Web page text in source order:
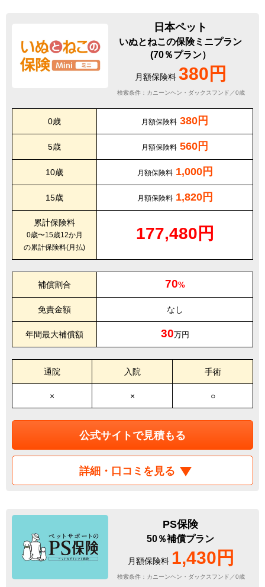
日本ペット
いぬとねこの保険ミニプラン
(70％プラン）
月額保険料 380円
検索条件：カニーンヘン・ダックスフンド／0歳
0歳 月額保険料 380円
5歳 月額保険料 560円
10歳 月額保険料 1,000円
15歳 月額保険料 1,820円
累計保険料
0歳〜15歳12か月
の累計保険料(月払)
177,480円
補償割合 70%
免責金額 なし
年間最大補償額 30万円
通院 入院 手術
× × ○
公式サイトで見積もる
詳細・口コミを見る
PS保険
50％補償プラン
月額保険料 1,430円
検索条件：カニーンヘン・ダックスフンド／0歳